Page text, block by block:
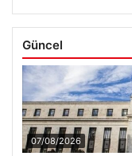
Güncel
07/08/2026